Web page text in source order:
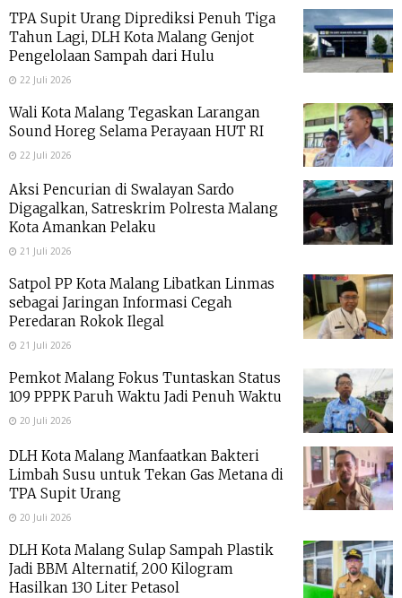
TPA Supit Urang Diprediksi Penuh Tiga
Tahun Lagi, DLH Kota Malang Genjot
Pengelolaan Sampah dari Hulu
22 Juli 2026
Wali Kota Malang Tegaskan Larangan
Sound Horeg Selama Perayaan HUT RI
22 Juli 2026
Aksi Pencurian di Swalayan Sardo
Digagalkan, Satreskrim Polresta Malang
Kota Amankan Pelaku
21 Juli 2026
Satpol PP Kota Malang Libatkan Linmas
sebagai Jaringan Informasi Cegah
Peredaran Rokok Ilegal
21 Juli 2026
Pemkot Malang Fokus Tuntaskan Status
109 PPPK Paruh Waktu Jadi Penuh Waktu
20 Juli 2026
DLH Kota Malang Manfaatkan Bakteri
Limbah Susu untuk Tekan Gas Metana di
TPA Supit Urang
20 Juli 2026
DLH Kota Malang Sulap Sampah Plastik
Jadi BBM Alternatif, 200 Kilogram
Hasilkan 130 Liter Petasol